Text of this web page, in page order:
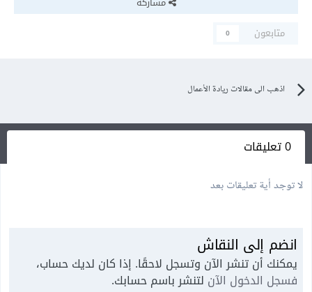
متابعون
0
اذهب الى مقالات ريادة الأعمال
0 تعليقات
لا توجد أية تعليقات بعد
انضم إلى النقاش
يمكنك أن تنشر الآن وتسجل لاحقًا. إذا كان لديك حساب،
فسجل الدخول الآن لتنشر باسم حسابك.